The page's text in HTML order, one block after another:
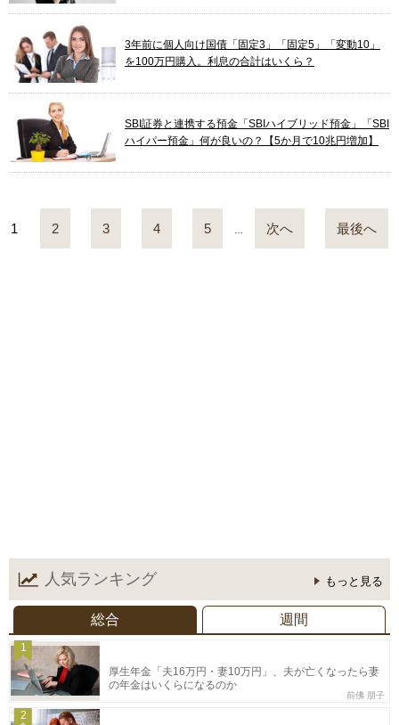
3年前に個人向け国債「固定3」「固定5」「変動10」
を100万円購入。利息の合計はいくら？
SBI証券と連携する預金「SBIハイブリッド預金」「SBI
ハイパー預金」何が良いの？【5か月で10兆円増加】
1 2 3 4 5 … 次へ 最後へ
人気ランキング もっと見る
総合 週間
1
厚生年金「夫16万円・妻10万円」、夫が亡くなったら妻
の年金はいくらになるのか
前佛 朋子
2